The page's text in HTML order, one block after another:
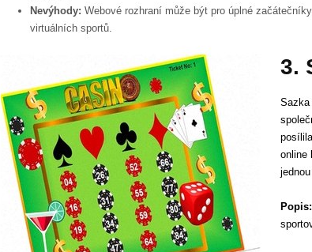
Nevýhody: Webové rozhraní může být pro úplné
virtuálních sportů.
3.
Sazka
online
Popis: